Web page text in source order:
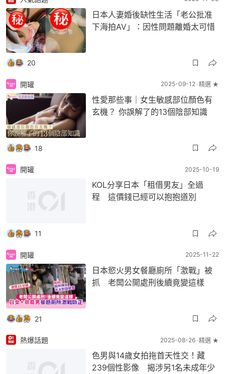
日本人妻婚後缺性生活「老公批准
下海拍AV」：因性問題離婚太可惜
20
開罐 2025-09-12 精選 ★
性愛那些事｜女生敏感部位顏色有
玄機？ 你誤解了的13個陰部知識
18
開罐 2025-10-19
KOL分享日本「租借男友」全過
程 這價錢已經可以抱抱道別
11
開罐 2025-11-22
日本慾火男女餐廳廁所「激戰」被
抓 老闆公開處刑後續竟變這樣
21
熱爆話題 2025-08-26 精選 ★
色男與14歲女拍拖首天性交！藏
239個性影像 揭涉另1名未成年少